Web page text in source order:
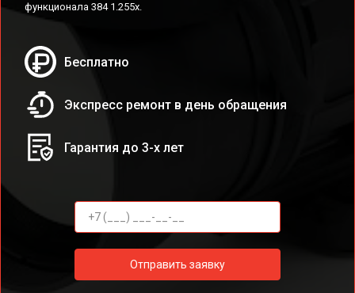
функционала 384 1.255x.
Бесплатно
Экспресс ремонт в день обращения
Гарантия до 3-х лет
Отправить заявку